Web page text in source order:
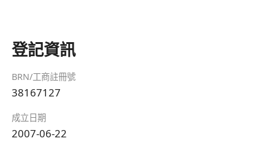
登記資訊
BRN/工商註冊號
38167127
成立日期
2007-06-22